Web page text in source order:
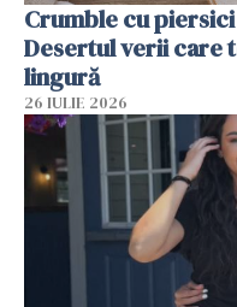
Crumble cu
Desertul verii care
lingură
26 IULIE 2026